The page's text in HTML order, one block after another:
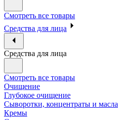
Смотреть все товары
Средства для лица
Средства для лица
Смотреть все товары
Очищение
Глубокое очищение
Сыворотки, концентраты и масла
Кремы